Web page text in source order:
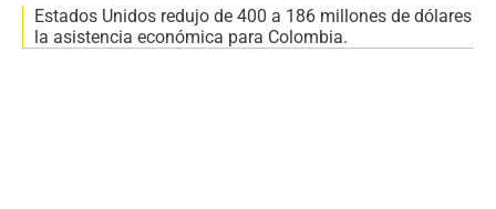
Estados Unidos redujo de 400 a 186 millones de dólares
la asistencia económica para Colombia.